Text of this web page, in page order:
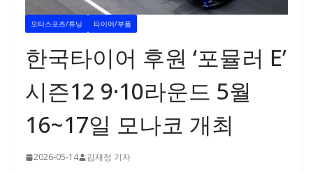
모터스포츠/튜닝 타이어/부품
한국타이어 후원 ‘포뮬러 E’
시즌12 9·10라운드 5월
16~17일 모나코 개최
2026-05-14 김재정 기자